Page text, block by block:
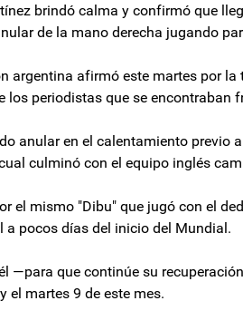
brindó calma y confirmó que
de la mano derecha jugando
argentina afirmó este martes por la
los periodistas que se encontraban
anular en el calentamiento previo
culminó con el equipo inglés
el mismo "Dibu" que jugó con el
pocos días del inicio del Mundial.
—para que continúe su
el martes 9 de este mes.